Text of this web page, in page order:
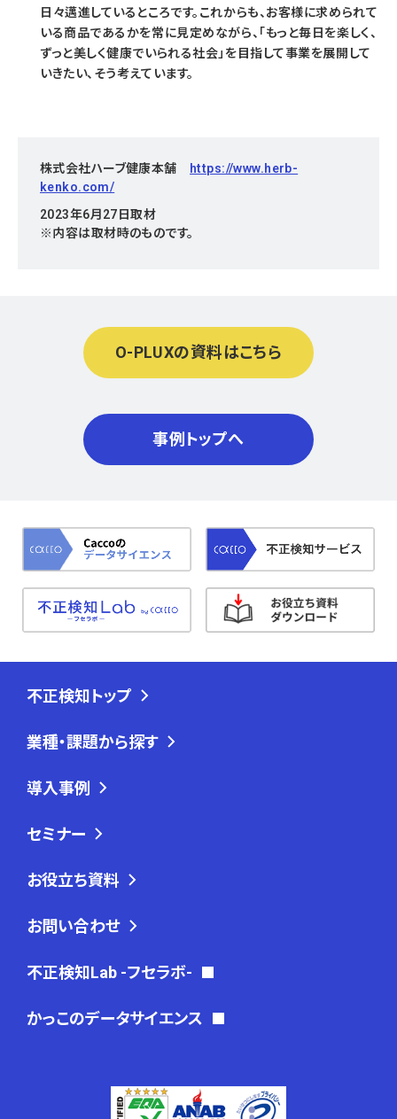
日々邁進しているところです。これからも、お客様に求められて
いる商品であるかを常に見定めながら、「もっと毎日を楽しく、
ずっと美しく健康でいられる社会」を目指して事業を展開して
いきたい、そう考えています。
株式会社ハーブ健康本舗 https://www.herb-
kenko.com/
2023年6月27日取材
※内容は取材時のものです。
O-PLUXの資料はこちら
事例トップへ
不正検知トップ
業種・課題から探す
導入事例
セミナー
お役立ち資料
お問い合わせ
不正検知Lab -フセラボ-
かっこのデータサイエンス